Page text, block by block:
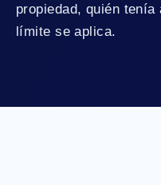
propiedad, quién
límite se aplica.